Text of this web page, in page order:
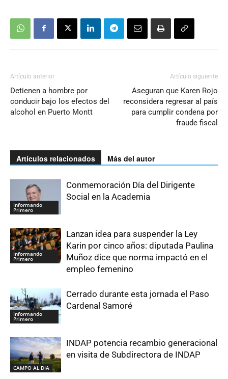
Artículo anterior
Detienen a hombre por
conducir bajo los efectos del
alcohol en Puerto Montt
Artículo siguiente
Aseguran que Karen Rojo
reconsidera regresar al país
para cumplir condena por
fraude fiscal
Artículos relacionados Más del autor
Informando
Primero
Conmemoración Día del Dirigente
Social en la Academia
Informando
Primero
Lanzan idea para suspender la Ley
Karin por cinco años: diputada Paulina
Muñoz dice que norma impactó en el
empleo femenino
Informando
Primero
Cerrado durante esta jornada el Paso
Cardenal Samoré
CAMPO AL DIA
INDAP potencia recambio generacional
en visita de Subdirectora de INDAP